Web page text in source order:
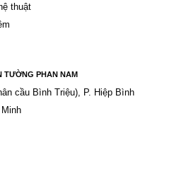
thuật
TƯỜNG PHAN NAM
cầu Bình Triệu), P. Hiệp Bình